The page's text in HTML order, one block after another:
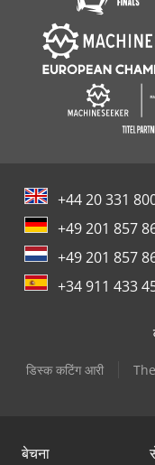
+44 20 331
+49 201 857
+49 201 857
+34 911 433
डिस्क कटिंग आरी
बेचना